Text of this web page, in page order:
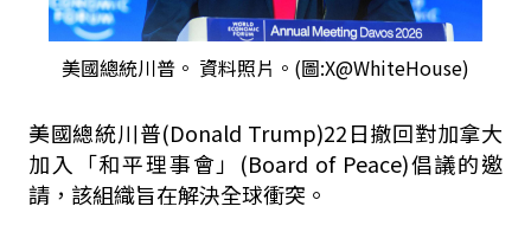
美國總統川普。 資料照片。(圖:X@WhiteHouse)
美國總統川普(Donald Trump)22日撤回對加拿大
加入「和平理事會」(Board of Peace)倡議的邀
請，該組織旨在解決全球衝突。